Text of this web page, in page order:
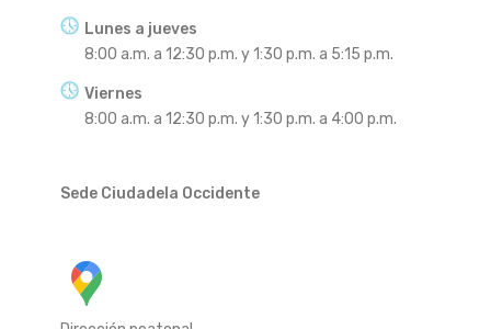
Lunes a jueves
8:00 a.m. a 12:30 p.m. y 1:30 p.m. a 5:15 p.m.
Viernes
8:00 a.m. a 12:30 p.m. y 1:30 p.m. a 4:00 p.m.
Sede Ciudadela Occidente